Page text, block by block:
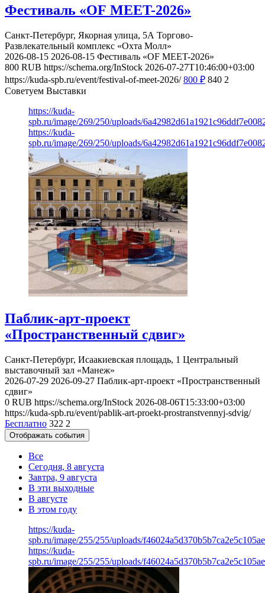
Фестиваль «OF MEET-2026»
Санкт-Петербург, Якорная улица, 5А Торгово-
Развлекательный комплекс «Охта Молл»
2026-08-15 2026-08-15 Фестиваль «OF MEET-2026»
800 RUB https://schema.org/InStock 2026-07-27T10:46:00+03:00
https://kuda-spb.ru/event/festival-of-meet-2026/ 800 ₽ 840 2
Советуем Выставки
https://kuda-
spb.ru/image/269/250/uploads/
https://kuda-
spb.ru/image/269/250/uploads/
Паблик-арт-проект
«Пространственный сдвиг»
Санкт-Петербург, Исаакиевская площадь, 1 Центральный
выставочный зал «Манеж»
2026-07-29 2026-09-27 Паблик-арт-проект «Пространственный
сдвиг»
0 RUB https://schema.org/InStock 2026-08-06T15:33:00+03:00
https://kuda-spb.ru/event/pablik-art-proekt-prostranstvennyj-sdvig/
Бесплатно 322 2
Отображать события
Все
Сегодня, 8 августа
Завтра, 9 августа
В эти выходные
В августе
В этом году
https://kuda-
spb.ru/image/255/255/uploads/
https://kuda-
spb.ru/image/255/255/uploads/